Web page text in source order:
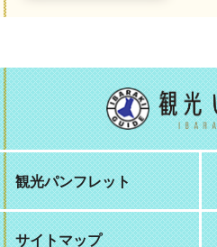
観光パンフレット
サイトマップ